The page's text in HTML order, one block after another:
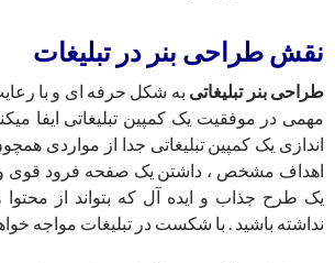
نقش طراحی بنر در تبلیغات
طراحی بنر تبلیغاتی به شکل حرفه ای و با
مهمی در موفقیت یک کمپین تبلیغاتی ایفا
اندازی یک کمپین تبلیغاتی جدا از مواردی
اهداف مشخص ، داشتن یک صفحه فرود قوی و
یک طرح جذاب و ایده آل که بتواند از محتوا
نداشته باشید . با شکست در تبلیغات مواجه